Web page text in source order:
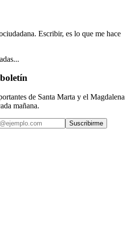
Escribir, es lo que me hace
de Santa Marta y el Magdalena
mañana.
Suscribirme